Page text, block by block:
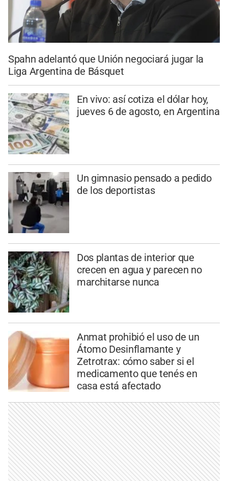
Spahn adelantó que Unión negociará jugar la
Liga Argentina de Básquet
En vivo: así cotiza el dólar hoy,
jueves 6 de agosto, en Argentina
Un gimnasio pensado a pedido
de los deportistas
Dos plantas de interior que
crecen en agua y parecen no
marchitarse nunca
Anmat prohibió el uso de un
Átomo Desinflamante y
Zetrotrax: cómo saber si el
medicamento que tenés en
casa está afectado